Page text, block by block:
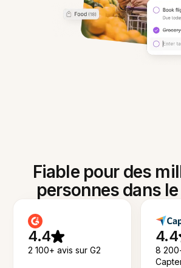
Fiable pour des
personnes dans
4.4
2 100+ avis sur G2
4.4
8